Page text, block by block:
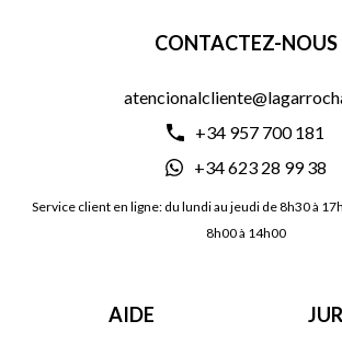
CONTACTEZ-NOUS
+34 957 700 181
+34 623 28 99 38
Service client en ligne: du lundi au jeudi de 8h30 à
8h00 à 14h00
AIDE